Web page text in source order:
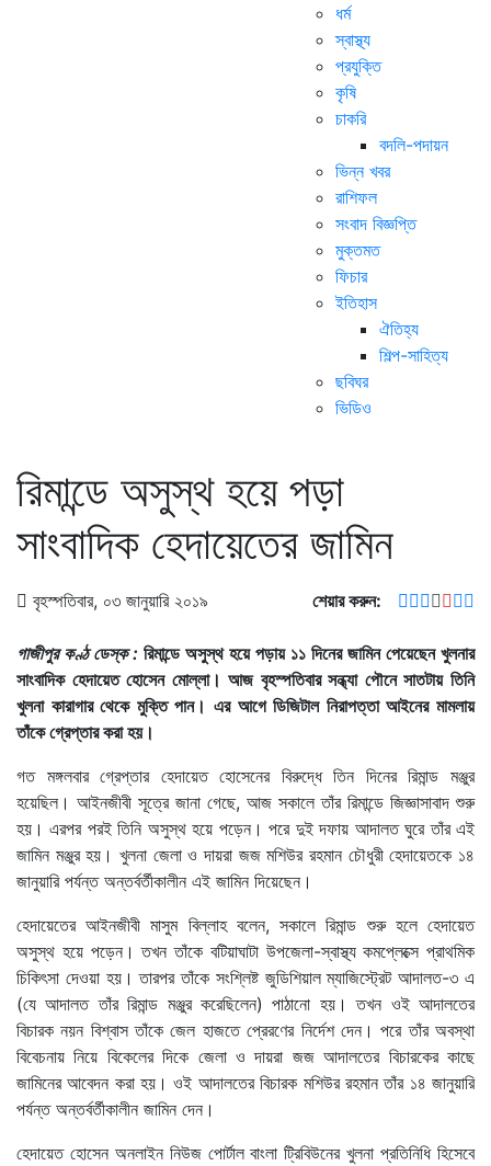
ধর্ম
স্বাস্থ্য
প্রযুক্তি
কৃষি
চাকরি
বদলি-পদায়ন
ভিন্ন খবর
রাশিফল
সংবাদ বিজ্ঞপ্তি
মুক্তমত
ফিচার
ইতিহাস
ঐতিহ্য
শিল্প-সাহিত্য
ছবিঘর
ভিডিও
রিমান্ডে অসুস্থ হয়ে পড়া
সাংবাদিক হেদায়েতের জামিন
বৃহস্পতিবার, ০৩ জানুয়ারি ২০১৯ শেয়ার করুন:
গাজীপুর কণ্ঠ ডেস্ক : রিমান্ডে অসুস্থ হয়ে পড়ায় ১১ দিনের জামিন পেয়েছেন খুলনার
সাংবাদিক হেদায়েত হোসেন মোল্লা। আজ বৃহস্পতিবার সন্ধ্যা পৌনে সাতটায় তিনি
খুলনা কারাগার থেকে মুক্তি পান। এর আগে ডিজিটাল নিরাপত্তা আইনের মামলায়
তাঁকে গ্রেপ্তার করা হয়।
গত মঙ্গলবার গ্রেপ্তার হেদায়েত হোসেনের বিরুদ্ধে তিন দিনের রিমান্ড মঞ্জুর
হয়েছিল। আইনজীবী সূত্রে জানা গেছে, আজ সকালে তাঁর রিমান্ডে জিজ্ঞাসাবাদ শুরু
হয়। এরপর পরই তিনি অসুস্থ হয়ে পড়েন। পরে দুই দফায় আদালত ঘুরে তাঁর এই
জামিন মঞ্জুর হয়। খুলনা জেলা ও দায়রা জজ মশিউর রহমান চৌধুরী হেদায়েতকে ১৪
জানুয়ারি পর্যন্ত অন্তর্বর্তীকালীন এই জামিন দিয়েছেন।
হেদায়েতের আইনজীবী মাসুম বিল্লাহ বলেন, সকালে রিমান্ড শুরু হলে হেদায়েত
অসুস্থ হয়ে পড়েন। তখন তাঁকে বটিয়াঘাটা উপজেলা-স্বাস্থ্য কমপ্লেক্সে প্রাথমিক
চিকিৎসা দেওয়া হয়। তারপর তাঁকে সংশ্লিষ্ট জুডিশিয়াল ম্যাজিস্ট্রেট আদালত-৩ এ
(যে আদালত তাঁর রিমান্ড মঞ্জুর করেছিলেন) পাঠানো হয়। তখন ওই আদালতের
বিচারক নয়ন বিশ্বাস তাঁকে জেল হাজতে প্রেরণের নির্দেশ দেন। পরে তাঁর অবস্থা
বিবেচনায় নিয়ে বিকেলের দিকে জেলা ও দায়রা জজ আদালতের বিচারকের কাছে
জামিনের আবেদন করা হয়। ওই আদালতের বিচারক মশিউর রহমান তাঁর ১৪ জানুয়ারি
পর্যন্ত অন্তর্বর্তীকালীন জামিন দেন।
হেদায়েত হোসেন অনলাইন নিউজ পোর্টাল বাংলা ট্রিবিউনের খুলনা প্রতিনিধি হিসেবে